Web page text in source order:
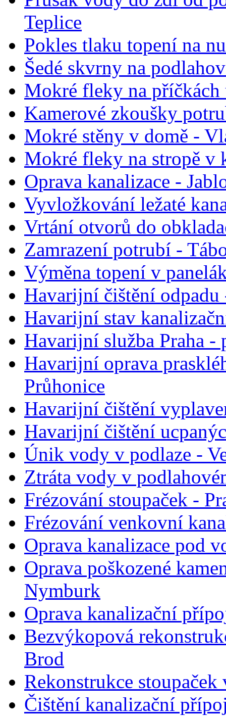
Teplice
Pokles tlaku topení na
Šedé skvrny na
Mokré fleky na
Kamerové zkoušky
Mokré stěny v domě -
Mokré fleky na stropě v
Oprava kanalizace -
Vyvložkování ležaté
Vrtání otvorů do
Zamrazení potrubí -
Výměna topení v
Havarijní čištění odpadu
Havarijní stav
Havarijní služba Praha -
Havarijní oprava
Průhonice
Havarijní čištění
Havarijní čištění
Únik vody v podlaze -
Ztráta vody v
Frézování stoupaček -
Frézování venkovní
Oprava kanalizace pod
Oprava poškozené
Nymburk
Oprava kanalizační
Bezvýkopová
Brod
Rekonstrukce
Čištění kanalizační